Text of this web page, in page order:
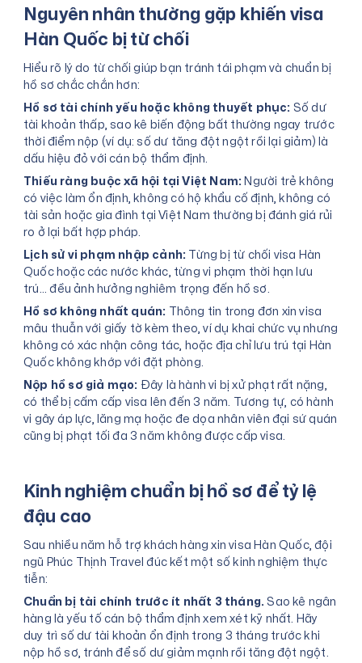
Nguyên nhân thường gặp khiến visa
Hàn Quốc bị từ chối
Hiểu rõ lý do từ chối giúp bạn tránh tái phạm và chuẩn bị
hồ sơ chắc chắn hơn:
Hồ sơ tài chính yếu hoặc không thuyết phục: Số dư
tài khoản thấp, sao kê biến động bất thường ngay trước
thời điểm nộp (ví dụ: số dư tăng đột ngột rồi lại giảm) là
dấu hiệu đỏ với cán bộ thẩm định.
Thiếu ràng buộc xã hội tại Việt Nam:Người trẻ không
có việc làm ổn định, không có hộ khẩu cố định, không có
tài sản hoặc gia đình tại Việt Nam thường bị đánh giá rủi
ro ở lại bất hợp pháp.
Lịch sử vi phạm nhập cảnh: Từng bị từ chối visa Hàn
Quốc hoặc các nước khác, từng vi phạm thời hạn lưu
trú... đều ảnh hưởng nghiêm trọng đến hồ sơ.
Hồ sơ không nhất quán: Thông tin trong đơn xin visa
mâu thuẫn với giấy tờ kèm theo, ví dụ khai chức vụ nhưng
không có xác nhận công tác, hoặc địa chỉ lưu trú tại Hàn
Quốc không khớp với đặt phòng.
Nộp hồ sơ giả mạo: Đây là hành vi bị xử phạt rất nặng,
có thể bị cấm cấp visa lên đến 3 năm. Tương tự, có hành
vi gây áp lực, lăng mạ hoặc đe dọa nhân viên đại sứ quán
cũng bị phạt tối đa 3 năm không được cấp visa.
Kinh nghiệm chuẩn bị hồ sơ để tỷ lệ
đậu cao
Sau nhiều năm hỗ trợ khách hàng xin visa Hàn Quốc, đội
ngũ Phúc Thịnh Travel đúc kết một số kinh nghiệm thực
tiễn:
Chuẩn bị tài chính trước ít nhất 3 tháng. Sao kê ngân
hàng là yếu tố cán bộ thẩm định xem xét kỹ nhất. Hãy
duy trì số dư tài khoản ổn định trong 3 tháng trước khi
nộp hồ sơ, tránh để số dư giảm mạnh rồi tăng đột ngột.